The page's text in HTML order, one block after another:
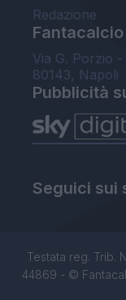
Redazione
Fantacalcio
Via G. Porzio
80143, Napoli
Pubblicità
Seguici sui
Testata reg. Trib.
44869 - ©